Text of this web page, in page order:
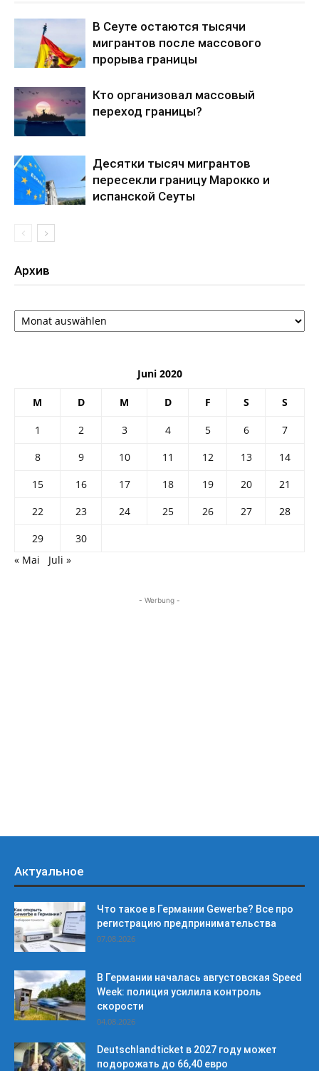
В Сеуте остаются тысячи
мигрантов после массового
прорыва границы
Кто организовал массовый
переход границы?
Десятки тысяч мигрантов
пересекли границу Марокко и
испанской Сеуты
Архив
Архив
Juni 2020
M D M D F S S
1 2 3 4 5 6
7
8
9 10 11 12 13
14
15
16 17 18 19 20
21
22
23 24 25 26 27
28
29
30
« Mai
Juli »
- Werbung -
Актуальное
Что такое в Германии Gewerbe? Все про
регистрацию предпринимательства
07.08.2026
В Германии началась августовская Speed
Week: полиция усилила контроль
скорости
04.08.2026
Deutschlandticket в 2027 году может
подорожать до 66,40 евро